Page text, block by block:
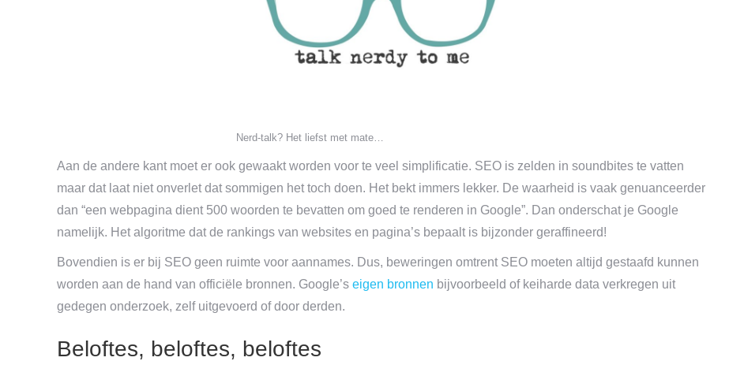
Nerd-talk? Het liefst met mate…
Aan de andere kant moet er ook gewaakt worden voor te veel simplificatie. SEO is zelden in soundbites te vatten
maar dat laat niet onverlet dat sommigen het toch doen. Het bekt immers lekker. De waarheid is vaak genuanceerder
dan “een webpagina dient 500 woorden te bevatten om goed te renderen in Google”. Dan onderschat je Google
namelijk. Het algoritme dat de rankings van websites en pagina’s bepaalt is bijzonder geraffineerd!
Bovendien is er bij SEO geen ruimte voor aannames. Dus, beweringen omtrent SEO moeten altijd gestaafd kunnen
worden aan de hand van officiële bronnen. Google’s eigen bronnen bijvoorbeeld of keiharde data verkregen uit
gedegen onderzoek, zelf uitgevoerd of door derden.
Beloftes, beloftes, beloftes